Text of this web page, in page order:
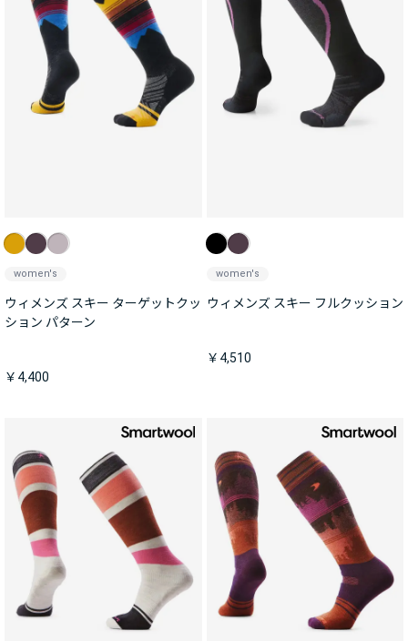
women's
ウィメンズ スキー ターゲットクッ
ション パターン
￥4,400
women's
ウィメンズ スキー フルクッション
￥4,510